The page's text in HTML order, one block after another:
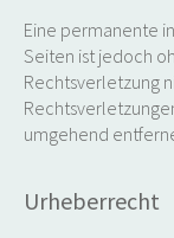
Eine permanente
Seiten ist jedoch
Rechtsverletzung
umgehend
Urheberrecht